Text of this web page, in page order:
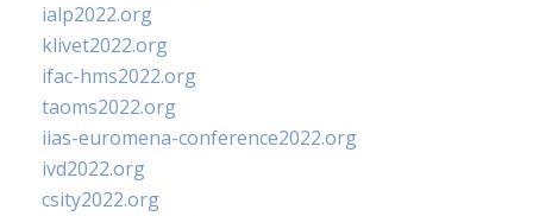
ialp2022.org
klivet2022.org
ifac-hms2022.org
taoms2022.org
iias-euromena-conference2022.org
ivd2022.org
csity2022.org